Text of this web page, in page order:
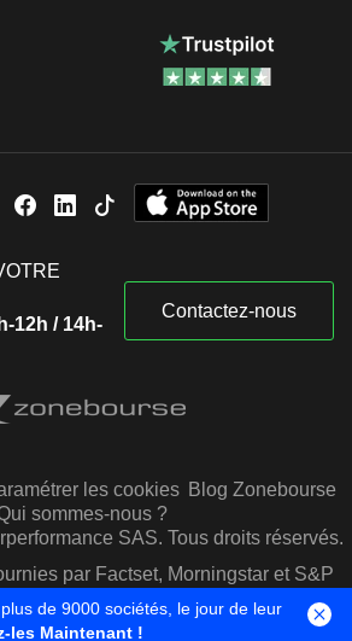
12h / 14h-
Contactez-nous
les cookies Blog Zonebourse
sommes-nous ?
SAS. Tous droits réservés.
par Factset, Morningstar et S&P
Capital IQ
de 9000 sociétés, le jour de leur
les Maintenant !